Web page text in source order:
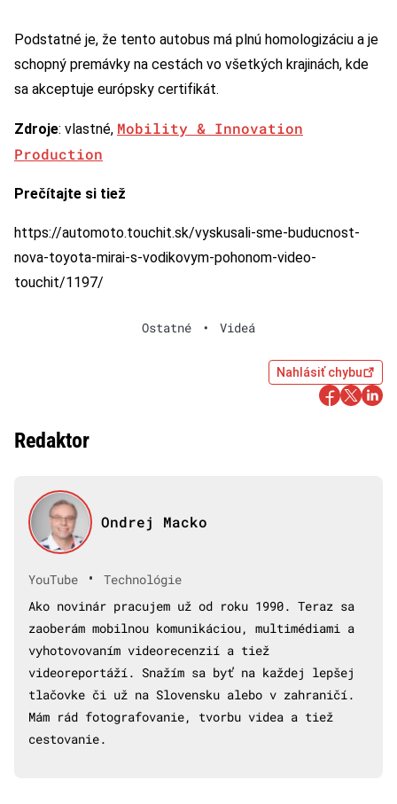
Podstatné je, že tento autobus má plnú homologizáciu a je
schopný premávky na cestách vo všetkých krajinách, kde
sa akceptuje európsky certifikát.
Zdroje: vlastné, Mobility & Innovation
Production
Prečítajte si tiež
https://automoto.touchit.sk/vyskusali-sme-buducnost-
nova-toyota-mirai-s-vodikovym-pohonom-video-
touchit/1197/
Ostatné • Videá
Nahlásiť chybu
Redaktor
Ondrej Macko
YouTube •
Technológie
Ako novinár pracujem už od roku 1990. Teraz sa
zaoberám mobilnou komunikáciou, multimédiami a
vyhotovovaním videorecenzií a tiež
videoreportáží. Snažím sa byť na každej lepšej
tlačovke či už na Slovensku alebo v zahraničí.
Mám rád fotografovanie, tvorbu videa a tiež
cestovanie.